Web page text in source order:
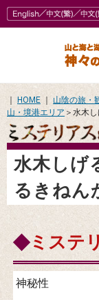
HOME 山陰の旅・
山・境港エリア ＞水木
水木しげ
るきねん
◆ミステ
神秘性